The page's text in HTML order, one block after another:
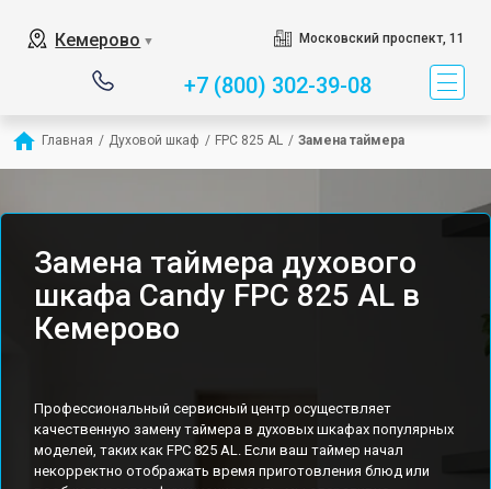
Кемерово ▼ Московский проспект, 11
+7 (800) 302-39-08
Главная / Духовой шкаф / FPC 825 AL / Замена таймера
Замена таймера духового
шкафа Candy FPC 825 AL в
Кемерово
Профессиональный сервисный центр осуществляет
качественную замену таймера в духовых шкафах популярных
моделей, таких как FPC 825 AL. Если ваш таймер начал
некорректно отображать время приготовления блюд или